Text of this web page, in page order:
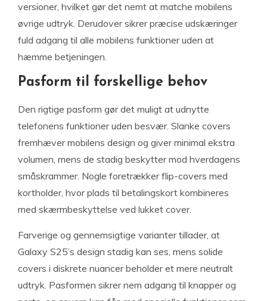
versioner, hvilket gør det nemt at matche mobilens
øvrige udtryk. Derudover sikrer præcise udskæringer
fuld adgang til alle mobilens funktioner uden at
hæmme betjeningen.
Pasform til forskellige behov
Den rigtige pasform gør det muligt at udnytte
telefonens funktioner uden besvær. Slanke covers
fremhæver mobilens design og giver minimal ekstra
volumen, mens de stadig beskytter mod hverdagens
småskrammer. Nogle foretrækker flip-covers med
kortholder, hvor plads til betalingskort kombineres
med skærmbeskyttelse ved lukket cover.
Farverige og gennemsigtige varianter tillader, at
Galaxy S25’s design stadig kan ses, mens solide
covers i diskrete nuancer beholder et mere neutralt
udtryk. Pasformen sikrer nem adgang til knapper og